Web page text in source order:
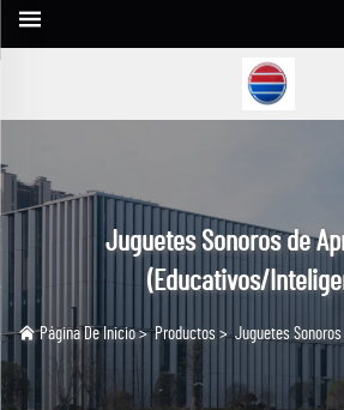
Juguetes Sonoros de
(Educativos/
Página De Inicio>Productos >Juguetes Sonoros de